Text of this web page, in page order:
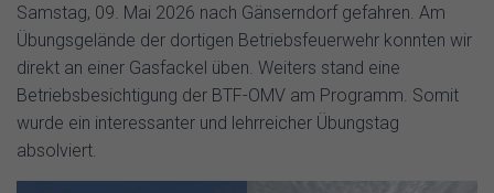
T
Samstag, 09. Mai 2026 nach Gänserndorf gefahren. Am
Übungsgelände der dortigen Betriebsfeuerwehr konnten wir
direkt an einer Gasfackel üben. Weiters stand eine
Betriebsbesichtigung der BTF-OMV am Programm. Somit
wurde ein interessanter und lehrreicher Übungstag
absolviert.